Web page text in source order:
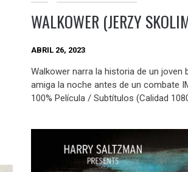
WALKOWER (JERZY
ABRIL 26, 2023
Walkower narra la historia de un
amiga la noche antes de un combate
100% Película / Subtítulos (Calidad